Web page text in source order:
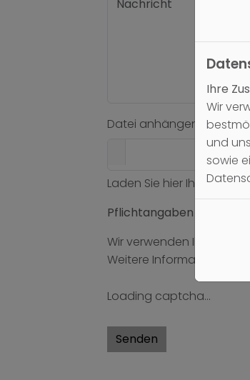
Datei anhängen
Laden Sie hier Ihre
Pflichtangaben sind mit
Wir verwenden Ihre
Weitere Informationen
Loading captcha...
Senden
Ihre
Wir
und
sowie